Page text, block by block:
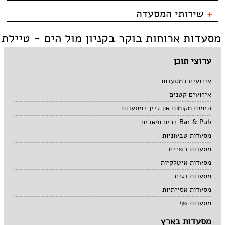
קניון מול הים - טיילת
צמחוני/טבעוני
פירות ים
סושי
אוכל ביתי
בית קפה
טאפאס בר
סיני
כשרות
כשר למהדרין
+ שירותי המסעדה
משלוחים
מסעדות ארוחות בוקר בקניון מול הים - טיילת
ערוצי תוכן
אירועים במסעדות
אירועים קטנים
הזמנת מקומות און ליין במסעדות
Bar & Pub ברים ופאבים
מסעדות טבעוניות
מסעדות בשרים
מסעדות איטלקיות
מסעדות דגים
מסעדות אסייתיות
מסעדות שף
מסעדות בארץ